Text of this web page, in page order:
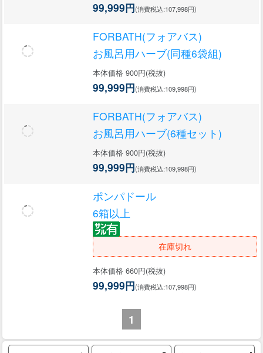
99,999円(消費税込:107,998円)
FORBATH(フォアバス)
お風呂用ハーブ(同種6袋組)
本体価格 900円(税抜)
99,999円(消費税込:109,998円)
FORBATH(フォアバス)
お風呂用ハーブ(6種セット)
本体価格 900円(税抜)
99,999円(消費税込:109,998円)
ポンパドール
6箱以上
在庫切れ
本体価格 660円(税抜)
99,999円(消費税込:107,998円)
1